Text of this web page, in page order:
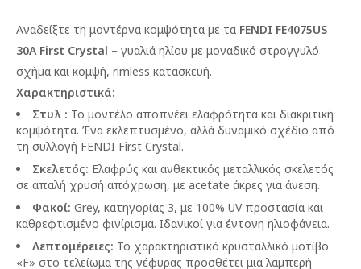
Αναδείξτε τη μοντέρνα κομψότητα με τα FENDI FE4075US
30A First Crystal – γυαλιά ηλίου με μοναδικό στρογγυλό
σχήμα και κομψή, rimless κατασκευή.
Χαρακτηριστικά:
Στυλ : Το μοντέλο αποπνέει ελαφρότητα και διακριτική
κομψότητα. Ένα εκλεπτυσμένο, αλλά δυναμικό σχέδιο από
τη συλλογή FENDI First Crystal.
Σκελετός: Ελαφρύς και ανθεκτικός μεταλλικός σκελετός
σε απαλή χρυσή απόχρωση, με acetate άκρες για άνεση.
Φακοί: Grey, κατηγορίας 3, με 100% UV προστασία και
καθρεφτισμένο φινίρισμα. Ιδανικοί για έντονη ηλιοφάνεια.
Λεπτομέρειες: Το χαρακτηριστικό κρυσταλλικό μοτίβο
«F» στο τελείωμα της γέφυρας προσθέτει μια λαμπερή